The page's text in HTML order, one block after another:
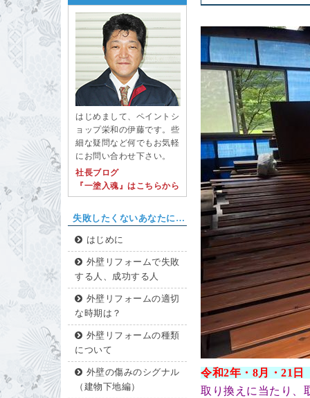
はじめまして、ペイントシ
ョップ栄和の伊藤です。些
細な疑問など何でもお気軽
にお問い合わせ下さい。
社長ブログ
『一塗入魂』はこちらから
失敗したくないあなたに…
はじめに
外壁リフォームで失敗
する人、成功する人
外壁リフォームの適切
な時期は？
外壁リフォームの種類
について
外壁の傷みのシグナル
（建物下地編）
令和2年・8月・21 日
取り換えに当たり、